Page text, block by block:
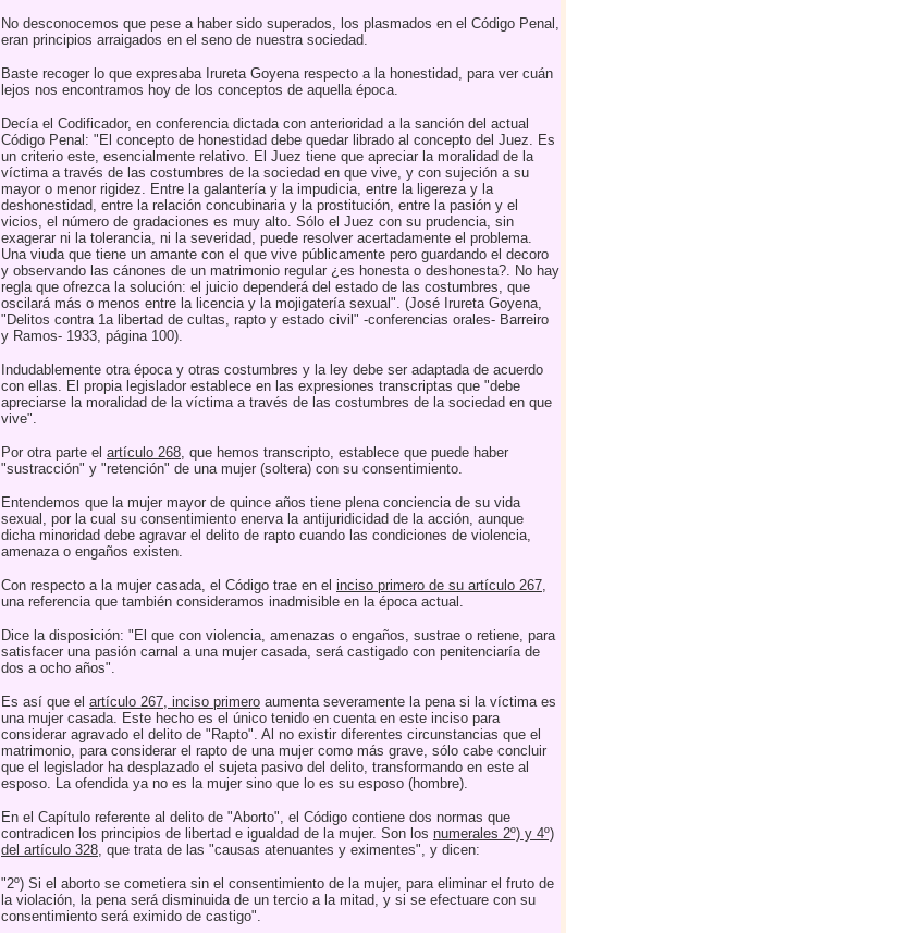
No desconocemos que pese a haber sido superados, los plasmados en el Código Penal,
eran principios arraigados en el seno de nuestra sociedad.
Baste recoger lo que expresaba Irureta Goyena respecto a la honestidad, para ver cuán
lejos nos encontramos hoy de los conceptos de aquella época.
Decía el Codificador, en conferencia dictada con anterioridad a la sanción del actual
Código Penal: "El concepto de honestidad debe quedar librado al concepto del Juez. Es
un criterio este, esencialmente relativo. El Juez tiene que apreciar la moralidad de la
víctima a través de las costumbres de la sociedad en que vive, y con sujeción a su
mayor o menor rigidez. Entre la galantería y la impudicia, entre la ligereza y la
deshonestidad, entre la relación concubinaria y la prostitución, entre la pasión y el
vicios, el número de gradaciones es muy alto. Sólo el Juez con su prudencia, sin
exagerar ni la tolerancia, ni la severidad, puede resolver acertadamente el problema.
Una viuda que tiene un amante con el que vive públicamente pero guardando el decoro
y observando las cánones de un matrimonio regular ¿es honesta o deshonesta?. No hay
regla que ofrezca la solución: el juicio dependerá del estado de las costumbres, que
oscilará más o menos entre la licencia y la mojigatería sexual". (José Irureta Goyena,
"Delitos contra 1a libertad de cultas, rapto y estado civil" -conferencias orales- Barreiro
y Ramos- 1933, página 100).
Indudablemente otra época y otras costumbres y la ley debe ser adaptada de acuerdo
con ellas. El propia legislador establece en las expresiones transcriptas que "debe
apreciarse la moralidad de la víctima a través de las costumbres de la sociedad en que
vive".
Por otra parte el artículo 268, que hemos transcripto, establece que puede haber
"sustracción" y "retención" de una mujer (soltera) con su consentimiento.
Entendemos que la mujer mayor de quince años tiene plena conciencia de su vida
sexual, por la cual su consentimiento enerva la antijuridicidad de la acción, aunque
dicha minoridad debe agravar el delito de rapto cuando las condiciones de violencia,
amenaza o engaños existen.
Con respecto a la mujer casada, el Código trae en el inciso primero de su artículo 267,
una referencia que también consideramos inadmisible en la época actual.
Dice la disposición: "El que con violencia, amenazas o engaños, sustrae o retiene, para
satisfacer una pasión carnal a una mujer casada, será castigado con penitenciaría de
dos a ocho años".
Es así que el artículo 267, inciso primero aumenta severamente la pena si la víctima es
una mujer casada. Este hecho es el único tenido en cuenta en este inciso para
considerar agravado el delito de "Rapto". Al no existir diferentes circunstancias que el
matrimonio, para considerar el rapto de una mujer como más grave, sólo cabe concluir
que el legislador ha desplazado el sujeta pasivo del delito, transformando en este al
esposo. La ofendida ya no es la mujer sino que lo es su esposo (hombre).
En el Capítulo referente al delito de "Aborto", el Código contiene dos normas que
contradicen los principios de libertad e igualdad de la mujer. Son los numerales 2º) y 4º)
del artículo 328, que trata de las "causas atenuantes y eximentes", y dicen:
"2º) Si el aborto se cometiera sin el consentimiento de la mujer, para eliminar el fruto de
la violación, la pena será disminuida de un tercio a la mitad, y si se efectuare con su
consentimiento será eximido de castigo".